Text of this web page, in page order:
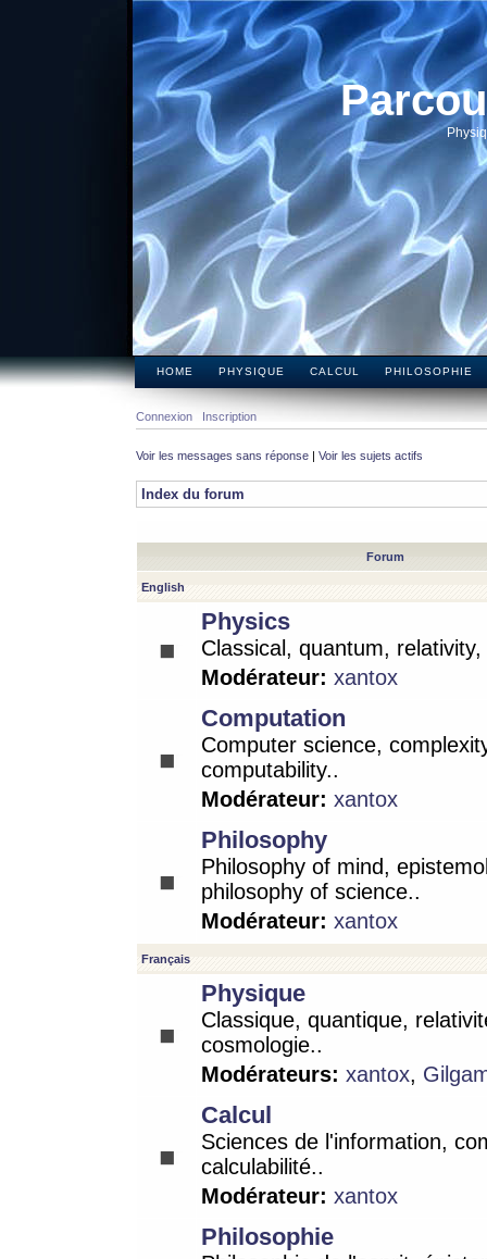
HOME PHYSIQUE CALCUL PHILOSOPHIE
Connexion Inscription
Voir les messages sans réponse | Voir les sujets actifs
Index du forum
Forum
English
Physics
Classical, quantum,
Modérateur: xantox
Computation
Computer science,
computability..
Modérateur: xantox
Philosophy
Philosophy of mind,
philosophy of science..
Modérateur: xantox
Français
Physique
Classique, quantique,
cosmologie..
Modérateurs: xantox,
Calcul
Sciences de l'information,
calculabilité..
Modérateur: xantox
Philosophie